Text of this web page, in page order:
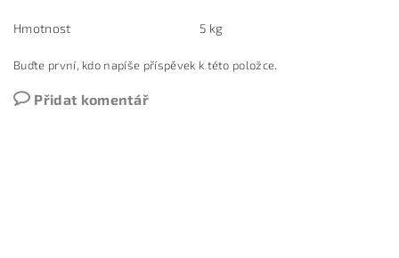
Hmotnost 5 kg
Buďte první, kdo napíše příspěvek k této položce.
Přidat komentář